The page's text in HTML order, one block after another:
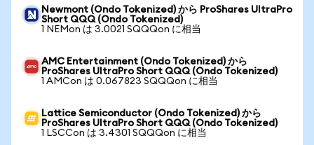
Newmont (Ondo Tokenized) から ProShares UltraPro
Short QQQ (Ondo Tokenized)
1 NEMon は 3.0021 SQQQon に相当
AMC Entertainment (Ondo Tokenized) から
ProShares UltraPro Short QQQ (Ondo Tokenized)
1 AMCon は 0.067823 SQQQon に相当
Lattice Semiconductor (Ondo Tokenized) から
ProShares UltraPro Short QQQ (Ondo Tokenized)
1 LSCCon は 3.4301 SQQQon に相当